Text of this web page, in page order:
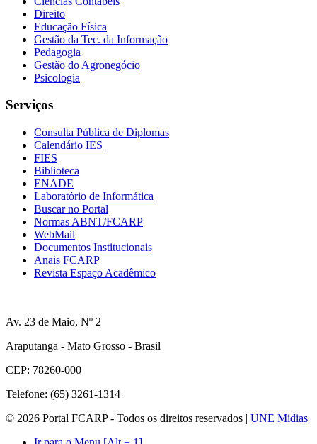
Direito
Educação Física
Gestão da Tec. da Informação
Pedagogia
Gestão do Agronegócio
Psicologia
Serviços
Consulta Pública de Diplomas
Calendário IES
FIES
Biblioteca
ENADE
Laboratório de Informática
Buscar no Portal
Normas ABNT/FCARP
WebMail
Documentos Institucionais
Anais FCARP
Revista Espaço Acadêmico
Av. 23 de Maio, Nº 2
Araputanga - Mato Grosso - Brasil
CEP: 78260-000
Telefone: (65) 3261-1314
© 2026 Portal FCARP - Todos os direitos reservados | UNE Mídias